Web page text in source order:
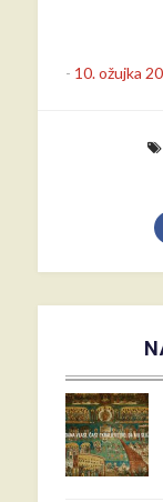
- 10. ožujka